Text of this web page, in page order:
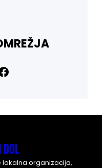
Dol
lokalna organizacija,